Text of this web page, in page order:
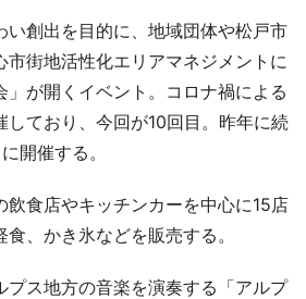
創出を目的に、地域団体や松戸市
市街地活性化エリアマネジメントに
」が開くイベント。コロナ禍による
しており、今回が10回目。昨年に続
開催する。
食店やキッチンカーを中心に15店
、かき氷などを販売する。
ス地方の音楽を演奏する「アルプ